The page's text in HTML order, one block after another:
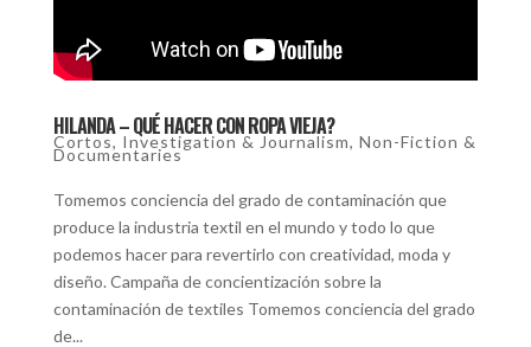
HILANDA – QUÉ HACER CON ROPA VIEJA?
Cortos, Investigation & Journalism, Non-Fiction &
Documentaries
Tomemos conciencia del grado de contaminación que
produce la industria textil en el mundo y todo lo que
podemos hacer para revertirlo con creatividad, moda y
diseño. Campaña de concientización sobre la
contaminación de textiles Tomemos conciencia del grado
de...